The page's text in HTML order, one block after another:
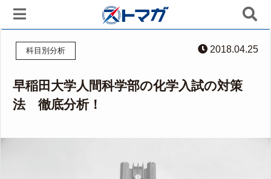
科目別分析 2018.04.25
早稲田大学人間科学部の化学入試の対策
法 徹底分析！